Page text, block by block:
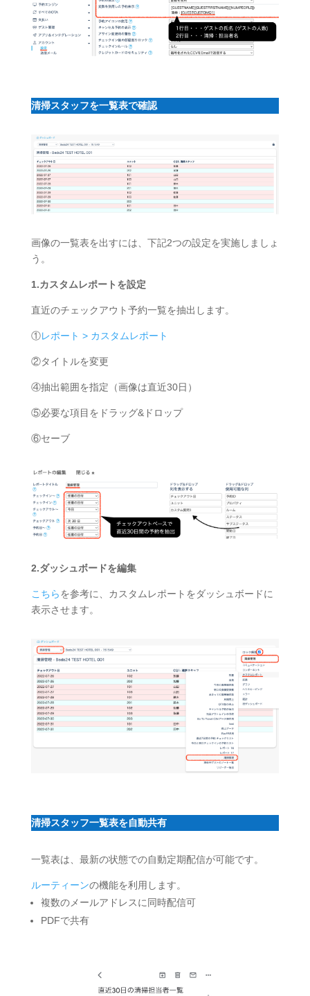
清掃スタッフを一覧表で確認
画像の一覧表を出すには、下記2つの設定を実施しましょ
う。
1.カスタムレポートを設定
直近のチェックアウト予約一覧を抽出します。
①レポート > カスタムレポート
②タイトルを変更
④抽出範囲を指定（画像は直近30日）
⑤必要な項目をドラッグ&ドロップ
⑥セーブ
2.ダッシュボードを編集
こちらを参考に、カスタムレポートをダッシュボードに
表示させます。
清掃スタッフ一覧表を自動共有
一覧表は、最新の状態での自動定期配信が可能です。
ルーティーンの機能を利用します。
複数のメールアドレスに同時配信可
PDFで共有